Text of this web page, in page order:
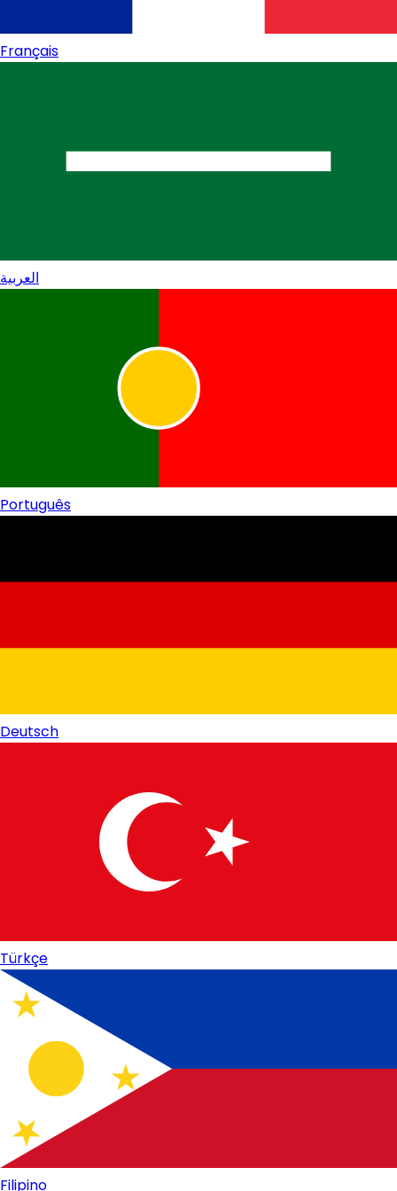
Français
العربية
Português
Deutsch
Türkçe
Filipino